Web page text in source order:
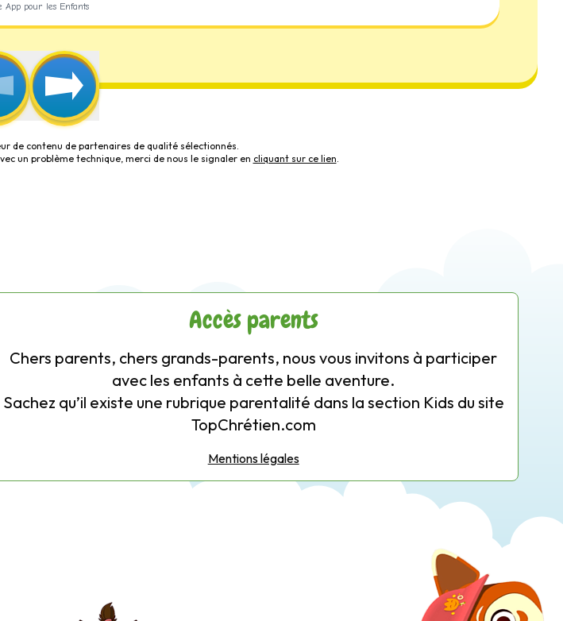
App pour les Enfants
de contenu de partenaires de qualité sélectionnés.
un problème technique, merci de nous le signaler en cliquant sur ce lien.
Accès parents
Chers parents, chers grands-parents, nous vous invitons à participer
avec les enfants à cette belle aventure.
Sachez qu’il existe une rubrique parentalité dans la section Kids du site
TopChrétien.com
Mentions légales